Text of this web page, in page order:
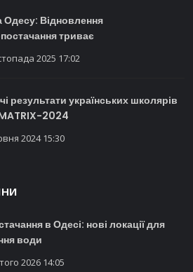
Одесу: Відновлення
триває
2025 17:02
результати українських школярів
2024
2024 15:30
в Одесі: нові локації для
води
2026 14:05